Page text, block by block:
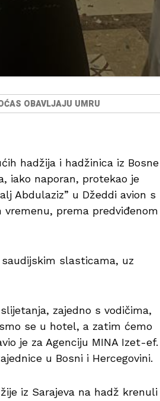
OBAVLJAJU UMRU
hadžija i hadžinica iz Bosne
iako naporan, protekao je
Abdulaziz” u Džeddi avion s
prema predviđenom
slasticama, uz
zajedno s vodičima,
se u hotel, a zatim ćemo
je za Agenciju MINA Izet-ef.
u Bosni i Hercegovini.
iz Sarajeva na hadž krenuli